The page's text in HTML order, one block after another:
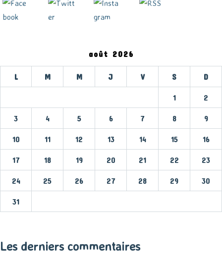
août 2026
L M M J V S D
1 2
3 4 5 6 7 8 9
10 11 12 13 14 15 16
17 18 19 20 21 22 23
24 25 26 27 28 29 30
31
Les derniers commentaires